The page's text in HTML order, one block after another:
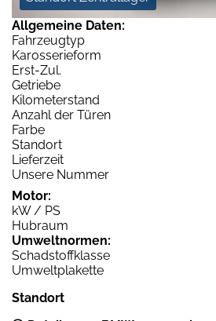
Allgemeine Daten:
Fahrzeugtyp
Karosserieform
Erst-Zul.
Getriebe
Kilometerstand
Anzahl der Türen
Farbe
Standort
Lieferzeit
Unsere Nummer
Motor:
kW / PS
Hubraum
Umweltnormen:
Schadstoffklasse
Umweltplakette
Standort